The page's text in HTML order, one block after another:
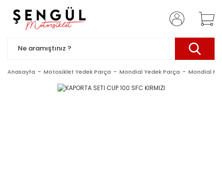
Anasayfa Motosiklet Yedek Parça Mondial Yedek Parça Mondial